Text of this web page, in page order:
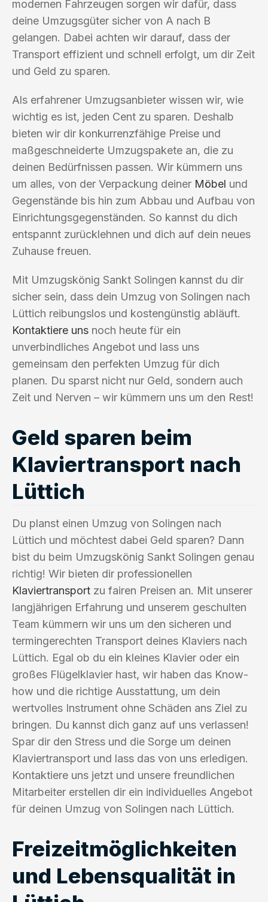
modernen Fahrzeugen sorgen wir dafür, dass
deine Umzugsgüter sicher von A nach B
gelangen. Dabei achten wir darauf, dass der
Transport effizient und schnell erfolgt, um dir Zeit
und Geld zu sparen.
Als erfahrener Umzugsanbieter wissen wir, wie
wichtig es ist, jeden Cent zu sparen. Deshalb
bieten wir dir konkurrenzfähige Preise und
maßgeschneiderte Umzugspakete an, die zu
deinen Bedürfnissen passen. Wir kümmern uns
um alles, von der Verpackung deiner Möbel und
Gegenstände bis hin zum Abbau und Aufbau von
Einrichtungsgegenständen. So kannst du dich
entspannt zurücklehnen und dich auf dein neues
Zuhause freuen.
Mit Umzugskönig Sankt Solingen kannst du dir
sicher sein, dass dein Umzug von Solingen nach
Lüttich reibungslos und kostengünstig abläuft.
Kontaktiere uns noch heute für ein
unverbindliches Angebot und lass uns
gemeinsam den perfekten Umzug für dich
planen. Du sparst nicht nur Geld, sondern auch
Zeit und Nerven – wir kümmern uns um den Rest!
Geld sparen beim
Klaviertransport nach
Lüttich
Du planst einen Umzug von Solingen nach
Lüttich und möchtest dabei Geld sparen? Dann
bist du beim Umzugskönig Sankt Solingen genau
richtig! Wir bieten dir professionellen
Klaviertransport zu fairen Preisen an. Mit unserer
langjährigen Erfahrung und unserem geschulten
Team kümmern wir uns um den sicheren und
termingerechten Transport deines Klaviers nach
Lüttich. Egal ob du ein kleines Klavier oder ein
großes Flügelklavier hast, wir haben das Know-
how und die richtige Ausstattung, um dein
wertvolles Instrument ohne Schäden ans Ziel zu
bringen. Du kannst dich ganz auf uns verlassen!
Spar dir den Stress und die Sorge um deinen
Klaviertransport und lass das von uns erledigen.
Kontaktiere uns jetzt und unsere freundlichen
Mitarbeiter erstellen dir ein individuelles Angebot
für deinen Umzug von Solingen nach Lüttich.
Freizeitmöglichkeiten
und Lebensqualität in